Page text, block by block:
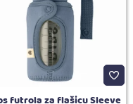
futrola za flašicu Sleeve